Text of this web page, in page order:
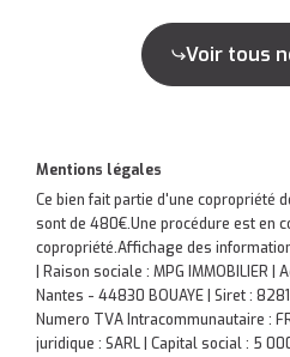
Voir tous
Mentions légales
Ce bien fait partie d'une copropriété
sont de 480€.Une procédure est en
copropriété.Affichage des
| Raison sociale : MPG IMMOBILIER
Nantes - 44830 BOUAYE | Siret :
Numero TVA Intracommunautaire :
juridique : SARL | Capital social : 5